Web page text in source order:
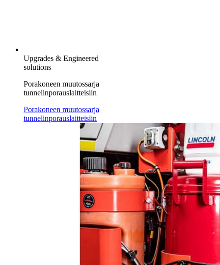
Upgrades & Engineered
solutions
Porakoneen muutossarja
tunnelinporauslaitteisiin
Porakoneen muutossarja
tunnelinporauslaitteisiin